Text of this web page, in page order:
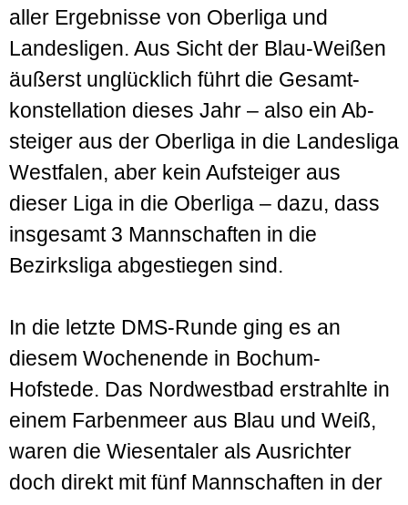
aller Ergebnisse von Ober­liga und
Landes­ligen. Aus Sicht der Blau-Weißen
äußerst unglücklich führt die Gesamt­
konstellation dieses Jahr – also ein Ab­
steiger aus der Ober­liga in die Landes­liga
West­falen, aber kein Aufsteiger aus
dieser Liga in die Ober­liga – dazu, dass
insgesamt 3 Mann­schaften in die
Bezirks­liga abgestiegen sind.
In die letzte DMS-Runde ging es an
diesem Wochen­ende in Bochum-
Hofstede. Das Nord­west­bad erstrahlte in
einem Farben­meer aus Blau und Weiß,
waren die Wiesen­taler als Aus­richter
doch direkt mit fünf Mann­schaften in der